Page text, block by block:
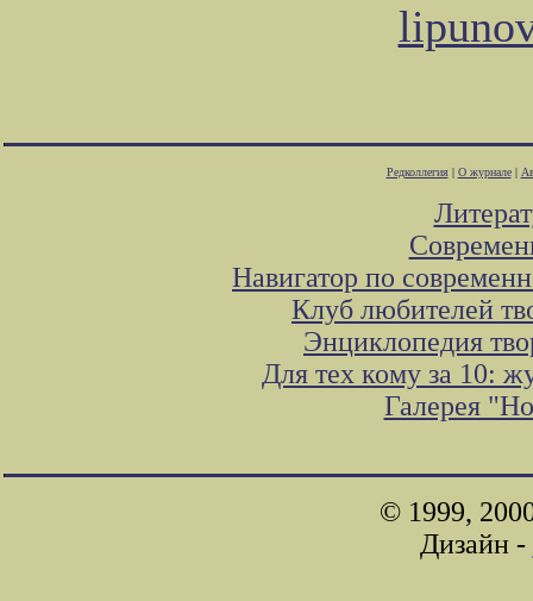
Редколлегия| О журнале|
Навигатор по
Клуб любителей
Энциклопедия
Для тех кому за 10:
Галерея
© 1999,
Дизайн -